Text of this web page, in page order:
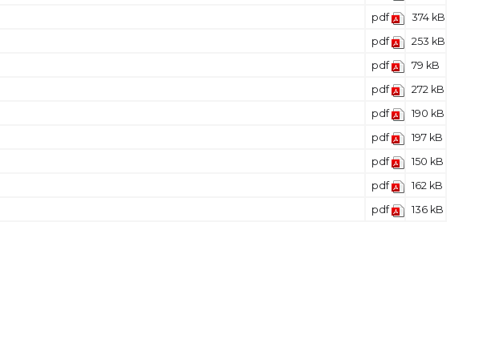
pdf 374 kB
pdf 253 kB
pdf 79 kB
pdf 272 kB
pdf 190 kB
pdf 197 kB
pdf 150 kB
pdf 162 kB
pdf 136 kB